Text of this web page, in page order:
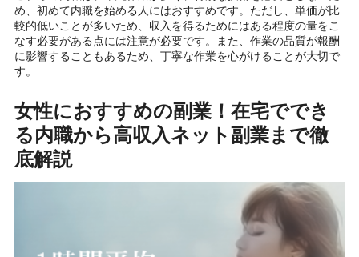
め、初めて内職を始める人にはおすすめです。ただし、単価が比
較的低いことが多いため、収入を得るためにはある程度の量をこ
なす必要がある点には注意が必要です。また、作業の品質が報酬
に影響することもあるため、丁寧な作業を心がけることが大切で
す。
女性におすすめの副業！在宅ででき
る内職から高収入ネット副業まで徹
底解説